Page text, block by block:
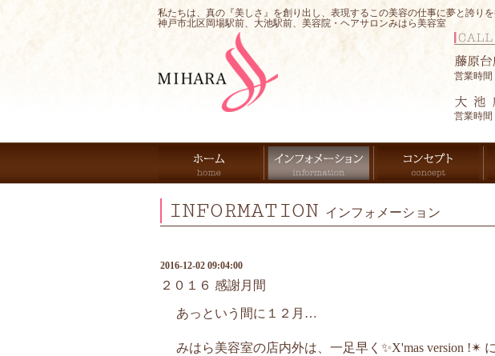
私たちは、真の『美しさ』を創り出し、表現するこの美容の仕事に夢と誇り
神戸市北区岡場駅前、大池駅前、美容院・ヘアサロンみはら美容室
営業時間
営業時間
INFORMATION インフォメーション
2016-12-02 09:04:00
２０１６ 感謝月間
あっという間に１２月…
みはら美容室の店内外は、一足早く✨X'mas version !✴